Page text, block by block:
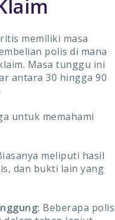
memiliki masa
polis di mana
Masa tunggu ini
antara 30 hingga 90
untuk memahami
meliputi hasil
dan bukti lain yang
Beberapa polis